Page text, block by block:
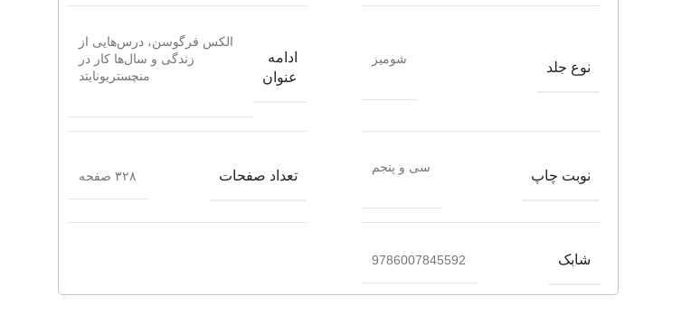
نوع جلد
شومیز
ادامه
عنوان
الکس فرگوسن، درس‌هایی از
زندگی و سال‌ها کار در
منچستریونایتد
نوبت چاپ
سی و پنجم
تعداد صفحات ۳۲۸ صفحه
شابک 9786007845592